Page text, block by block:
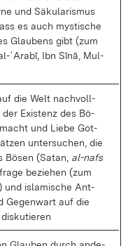
und Sä­ku­la­ris­mus
es auch mys­ti­sche
Glau­bens gibt (zum
ʿA­ra­bī, Ibn Sīnā, Mul­
die Welt nach­voll­
der Exis­tenz des Bö­
und Lie­be Got­
un­ter­su­chen, die
(Sa­tan, al-n­afs
be­zie­hen (zum
und is­la­mi­sche Ant­
Ge­gen­wart auf die